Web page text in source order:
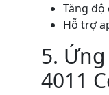
Tăng độ
Hỗ trợ
5.
4011